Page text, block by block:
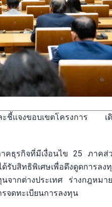
ะชี้แจงขอบเขตโครงการ เ
คธุรกิจที่มีเงื่อนไข 25 ภาค
สิทธิพิเศษเพื่อดึงดูดการล
จากต่างประเทศ ร่างกฎหม
จดทะเบียนการลงทุน